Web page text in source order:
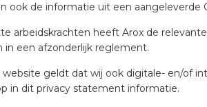
ook de informatie uit een aangeleverde
arbeidskrachten heeft Arox de
een afzonderlijk reglement.
website geldt dat wij ook digitale- en/of
in dit privacy statement informatie.